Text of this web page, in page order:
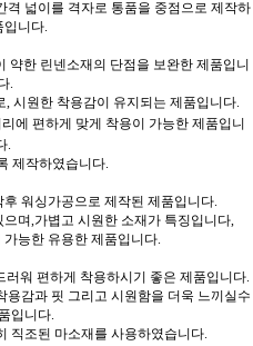
격 넓이를 격자로 통품을 중점으로 제작하
입니다.
한 린넨소재의 단점을 보완한 제품입니
.
시원한 착용감이 유지되는 제품입니다.
에 편하게 맞게 착용이 가능한 제품입니
.
제작하였습니다.
워싱가공으로 제작된 제품입니다.
며,가볍고 시원한 소재가 특징입니다,
능한 유용한 제품입니다.
워 편하게 착용하시기 좋은 제품입니다.
감과 핏 그리고 시원함을 더욱 느끼실수
입니다.
직조된 마소재를 사용하였습니다.